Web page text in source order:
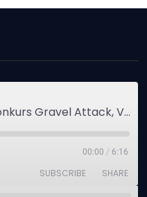
DDR #76 [info] - konkurs Gravel Attack, Varmia Gravel, Bike Expo, Inspire India Ultra Race
00:00 / 6:16
SUBSCRIBE SHARE